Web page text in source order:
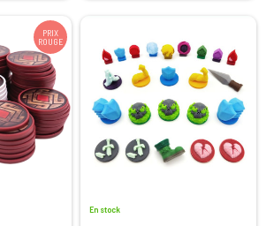
PRIX
ROUGE
En stock